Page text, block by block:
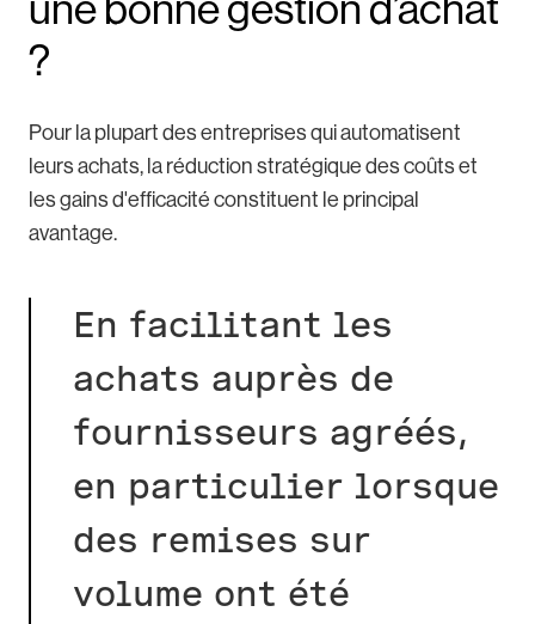
?
Pour la plupart des entreprises qui automatisent
leurs achats, la réduction stratégique des coûts et
les gains d'efficacité constituent le principal
avantage.
En facilitant les
achats auprès de
fournisseurs agréés,
en particulier lorsque
des remises sur
volume ont été